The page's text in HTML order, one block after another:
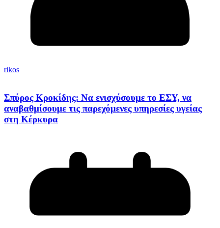
rikos
Σπύρος Κροκίδης: Να ενισχύσουμε το ΕΣΥ, να
αναβαθμίσουμε τις παρεχόμενες υπηρεσίες υγείας
στη Κέρκυρα